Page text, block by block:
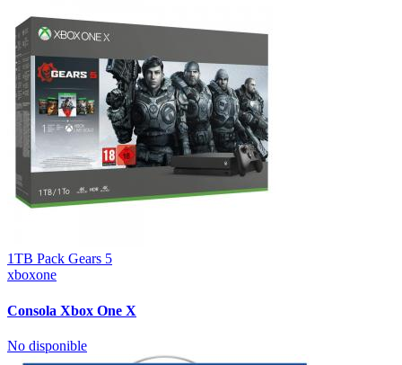
1TB Pack Gears 5
xboxone
Consola Xbox One X
No disponible